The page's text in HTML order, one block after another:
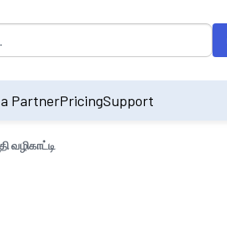
on accessing the input field. On
PartnerPricingSupport
வழிகாட்டி